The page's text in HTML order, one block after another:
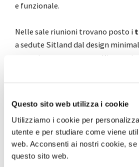
Questo sito web utilizza i cookie
Utilizziamo i cookie per
utente e per studiare come viene
web. Acconsenti ai nostri cookie,
questo sito web.
e funzionale.
Nelle sale riunioni trovano posto i
a sedute Sitland dal design
armonico e coerente con
trasparenza, equilibrio e qualità
ambiente di lavoro che favorisce il
condivisione.
Project byTecno habitat